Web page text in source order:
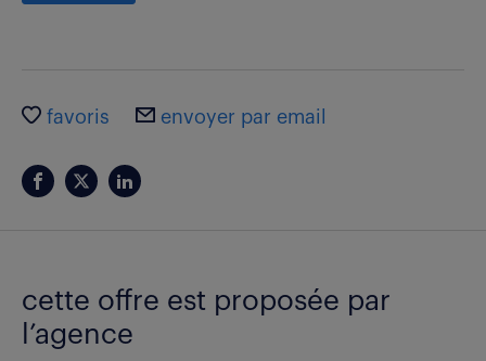
favoris envoyer par email
cette offre est proposée par
l’agence